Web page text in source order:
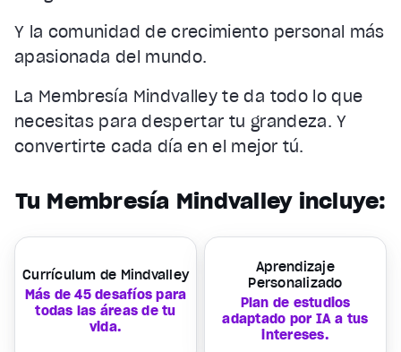
Y la comunidad de crecimiento personal más
apasionada del mundo.
La Membresía Mindvalley te da todo lo que
necesitas para despertar tu grandeza. Y
convertirte cada día en el mejor tú.
Tu Membresía Mindvalley incluye:
Currículum de Mindvalley
Más de 45 desafíos para
todas las áreas de tu
vida.
Aprendizaje
Personalizado
Plan de estudios
adaptado por IA a tus
intereses.